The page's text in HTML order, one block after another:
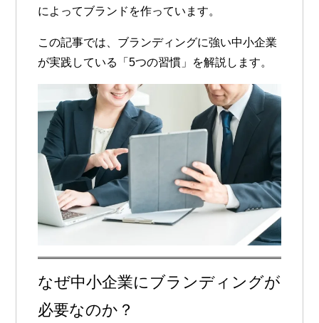
によってブランドを作っています。
この記事では、ブランディングに強い中小企業
が実践している「5つの習慣」を解説します。
なぜ中小企業にブランディングが
必要なのか？